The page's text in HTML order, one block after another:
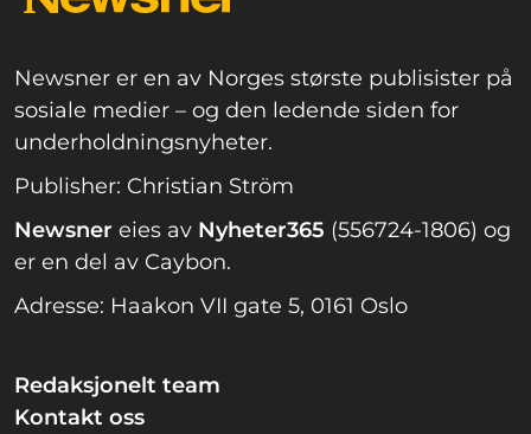
Newsner er en av Norges største publisister på
sosiale medier – og den ledende siden for
underholdningsnyheter.
Publisher: Christian Ström
Newsner eies av Nyheter365 (556724-1806) og
er en del av Caybon.
Adresse: Haakon VII gate 5, 0161 Oslo
Redaksjonelt team
Kontakt oss